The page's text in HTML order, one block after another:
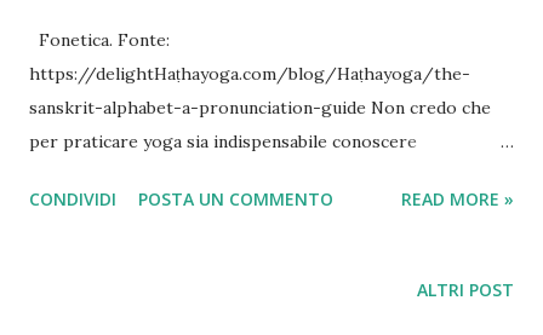
Fonetica. Fonte:
https://delightHaṭhayoga.com/blog/Haṭhayoga/the-
sanskrit-alphabet-a-pronunciation-guide Non credo che
per praticare yoga sia indispensabile conoscere
Muay Thai è necessario conoscere il tailandese , o per fare
CONDIVIDI POSTA UN COMMENTO READ MORE »
ALTRI POST